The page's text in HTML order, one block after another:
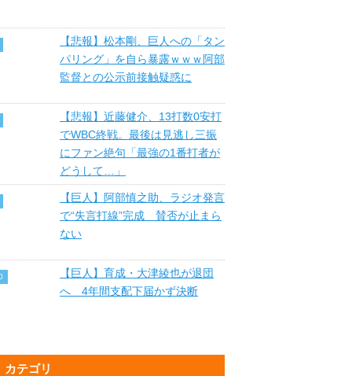
【悲報】松本剛、巨人への「タン
パリング」を自ら暴露ｗｗｗ阿部
監督との公示前接触疑惑に
【悲報】近藤健介、13打数0安打
でWBC終戦。最後は見逃し三振
にファン絶句「最強の1番打者が
どうして…」
【巨人】阿部慎之助、ラジオ発言
で“失言打線”完成 賛否が止まら
ない
【巨人】育成・大津綾也が退団
へ 4年間支配下届かず決断
カテゴリ